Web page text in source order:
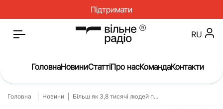
Підтримати
Головна
RU
ГоловнаНовиниСтаттіПро насКомандаКонтакти
Головна Новини Більш як 3,8 тисячі людей п...